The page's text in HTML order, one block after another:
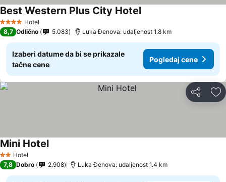
4 ZvezdiceHotel
Best Western Plus City HotelPogledaj cene
8,7 Odlično 5.083 Luka Đenova: udaljenost 1.8 km
Izaberi datume da bi se prikazale
tačne cene
Pogledaj cene
Deli
2 Zvezdice
Hotel
Mini HotelPogledaj cene
7,8 Dobro 2.908 Luka Đenova: udaljenost 1.4 km